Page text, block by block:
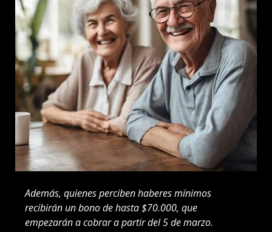
Además, quienes perciben haberes mínimos
recibirán un bono de hasta $70.000, que
empezarán a cobrar a partir del 5 de marzo.